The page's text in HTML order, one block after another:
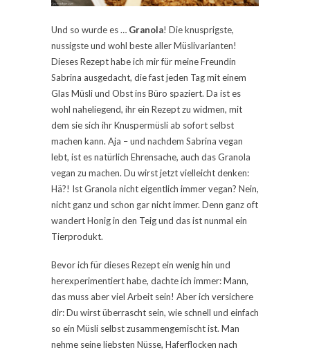
Und so wurde es … Granola! Die knusprigste,
nussigste und wohl beste aller Müslivarianten!
Dieses Rezept habe ich mir für meine Freundin
Sabrina ausgedacht, die fast jeden Tag mit einem
Glas Müsli und Obst ins Büro spaziert. Da ist es
wohl naheliegend, ihr ein Rezept zu widmen, mit
dem sie sich ihr Knuspermüsli ab sofort selbst
machen kann. Aja – und nachdem Sabrina vegan
lebt, ist es natürlich Ehrensache, auch das Granola
vegan zu machen. Du wirst jetzt vielleicht denken:
Hä?! Ist Granola nicht eigentlich immer vegan? Nein,
nicht ganz und schon gar nicht immer. Denn ganz oft
wandert Honig in den Teig und das ist nunmal ein
Tierprodukt.
Bevor ich für dieses Rezept ein wenig hin und
herexperimentiert habe, dachte ich immer: Mann,
das muss aber viel Arbeit sein! Aber ich versichere
dir: Du wirst überrascht sein, wie schnell und einfach
so ein Müsli selbst zusammengemischt ist. Man
nehme seine liebsten Nüsse, Haferflocken nach